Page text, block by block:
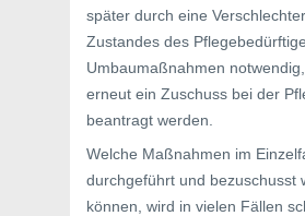
später durch eine
Zustandes des
Umbaumaßnahmen
erneut ein Zuschuss bei der
beantragt werden.
Welche Maßnahmen im
durchgeführt und bezuschusst
können, wird in vielen Fällen